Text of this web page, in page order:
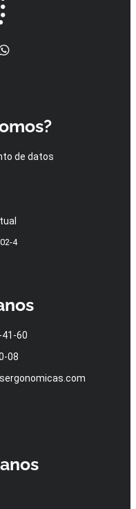
de datos
4
60
08